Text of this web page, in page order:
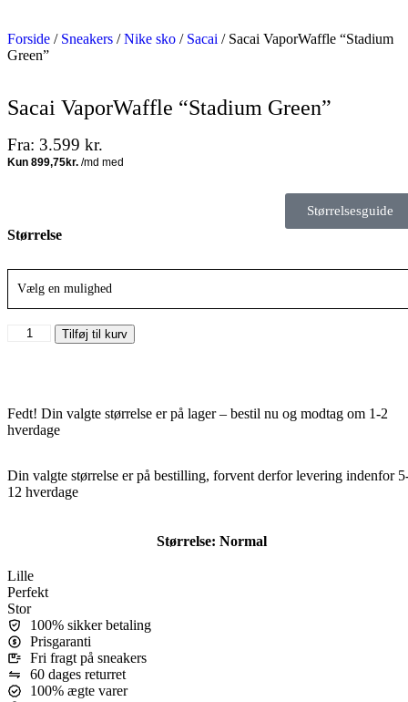
Forside / Sneakers /Nike sko / Sacai / Sacai VaporWaffle “Stadium
Green”
Sacai VaporWaffle “Stadium Green”
Fra: 3.599 kr.
Størrelsesguide
Størrelse
Vælg en mulighed
Tilføj til kurv
Fedt! Din valgte størrelse er på lager – bestil nu og modtag om 1-2
hverdage
Din valgte størrelse er på bestilling, forvent derfor levering indenfor
12 hverdage
Størrelse: Normal
Lille
Perfekt
Stor
100% sikker betaling
Prisgaranti
Fri fragt på sneakers
60 dages returret
100% ægte varer